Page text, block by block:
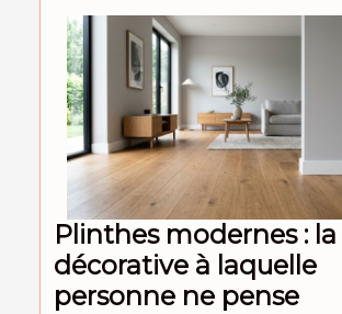
Plinthes modernes :
décorative à laquelle
personne ne pense